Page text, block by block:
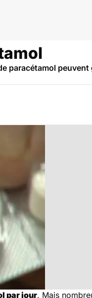
paracétamol
par jour. Mais